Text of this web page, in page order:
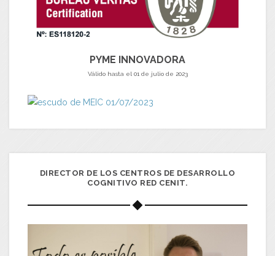
PYME INNOVADORA
Válido hasta el 01 de julio de 2023
DIRECTOR DE LOS CENTROS DE DESARROLLO
COGNITIVO RED CENIT.